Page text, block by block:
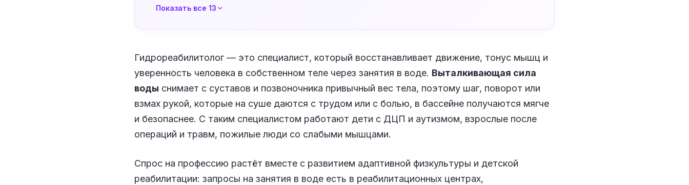
Показать все 13
Гидрореабилитолог — это специалист, который восстанавливает движение, тонус мышц и
уверенность человека в собственном теле через занятия в воде. Выталкивающая сила
воды снимает с суставов и позвоночника привычный вес тела, поэтому шаг, поворот или
взмах рукой, которые на суше даются с трудом или с болью, в бассейне получаются мягче
и безопаснее. С таким специалистом работают дети с ДЦП и аутизмом, взрослые после
операций и травм, пожилые люди со слабыми мышцами.
Спрос на профессию растёт вместе с развитием адаптивной физкультуры и детской
реабилитации: запросы на занятия в воде есть в реабилитационных центрах,